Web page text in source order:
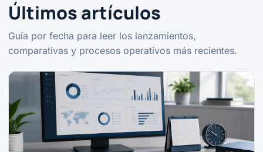
Últimos artículos
Guía por fecha para leer los lanzamientos,
comparativas y procesos operativos más recientes.